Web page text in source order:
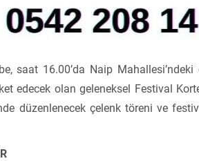
saat 16.00’da Naip
edecek olan geleneksel Festival
düzenlenecek çelenk töreni ve